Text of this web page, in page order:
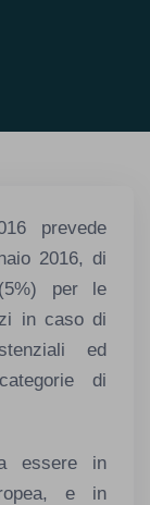
prevede
2016, di
per le
in caso di
ed
di
essere in
e in